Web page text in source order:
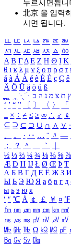
누르시면됩니
北京 을 입력
시면 됩니다.
ㅥ ㅦ ㅧ ㅨ ㅩ ㅪ ㅫ
ㅺ ㅻ ㅼ ㅽ ㅾ ㅿ ㆀ
Α Β ΓΔ Ε Ζ Η Θ Ι Κ
θ ι κ λ μ ν ξ ο π ρ σ τ
á à Á À é è É È ç Ç ê
Ä Ö Ü ä ö ü ß
ִֶֹ ֻּ ׁׂ ץ ת צ מ נ ה ב
‘ ’ “ ” 〔 〕 〈 〉 「
± × ÷ ≠ ≤ ≥ ∞ ∴ ♂ ♀
⊆ ⊇ ⊂ ⊃ ∪ ∩ ∧ ∨
、
。 · ‥ … ¨ 〃 ―
；
？ ＾ ｀
½ ⅓ ⅔ ¼ ¾ ⅛ ⅜ ⅝ ⅞
Æ Ð Ħ Ĳ Ł Ø Œ Þ Ŧ
А Б В Г Д Е Ё Ж З И
Ы Ь Э Ю Я а б в г д
ы ь э ю я
′ ″ ℃ Å ￠ ￡ ￥ ¤ ℉
㎙ ㎚ ㎛ ㎜ ㎝ ㎞ ㎟
㎱ ㎲ ㎳ ㎴ ㎵ ㎶ ㎷
㎒ ㎓ ㎔ Ω ㏀ ㏁ ㎊
㏃ ㏉ ㏜ ㏆